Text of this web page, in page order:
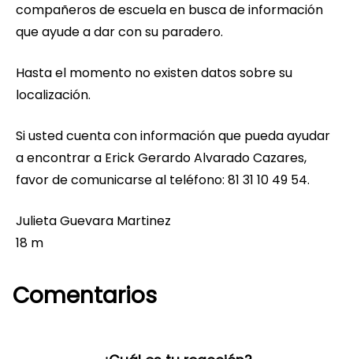
compañeros de escuela en busca de información
que ayude a dar con su paradero.
Hasta el momento no existen datos sobre su
localización.
Si usted cuenta con información que pueda ayudar
a encontrar a Erick Gerardo Alvarado Cazares,
favor de comunicarse al teléfono: 81 31 10 49 54.
Julieta Guevara Martinez
18 m
Comentarios